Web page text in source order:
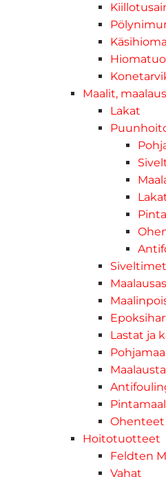
Maalit,
Lakat
Lastat ja
Ohenteet
Hoitotuotteet
Feldten
Vahat